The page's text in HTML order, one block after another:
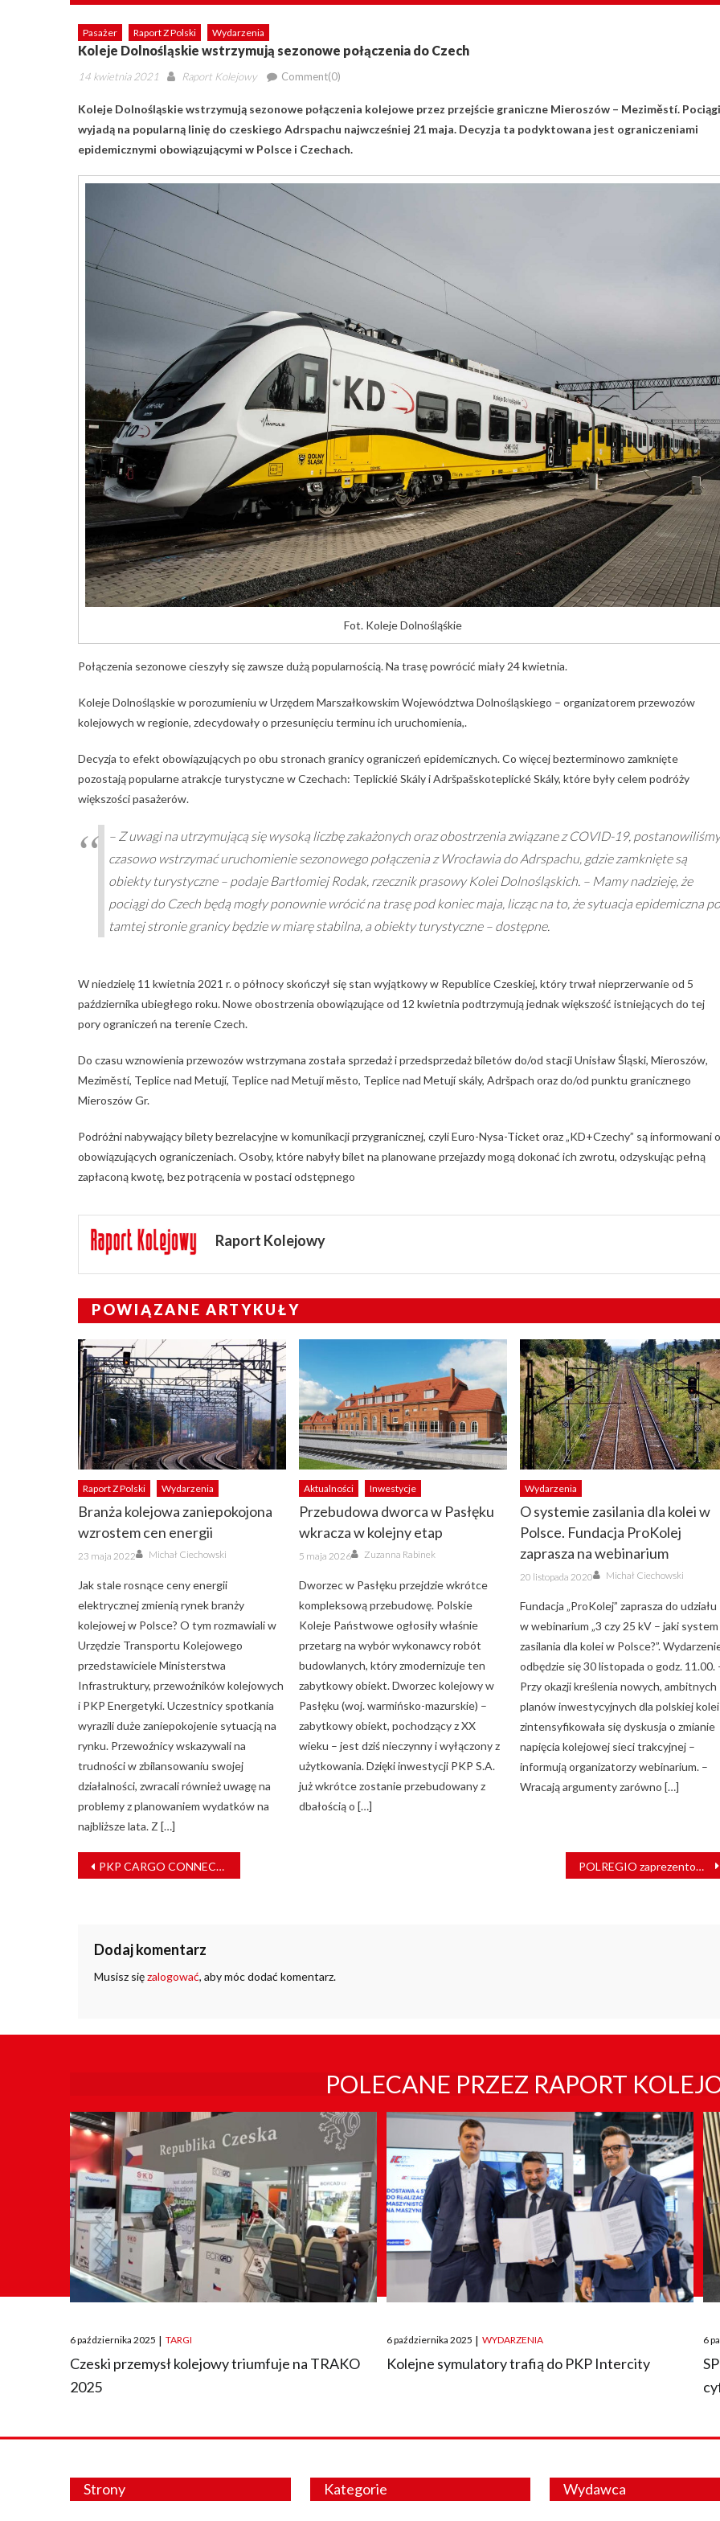
Pasażer Raport Z Polski Wydarzenia
Koleje Dolnośląskie wstrzymują sezonowe połączenia do Czech
Posted
14 kwietnia 2021 Author
Raport Kolejowy Comment(0)
Koleje Dolnośląskie wstrzymują sezonowe połączenia kolejowe przez przejście graniczne Mieroszów – Meziměstí. Pociągi
wyjadą na popularną linię do czeskiego Adrspachu najwcześniej 21 maja. Decyzja ta podyktowana jest ograniczeniami
epidemicznymi obowiązującymi w Polsce i Czechach.
Fot. Koleje Dolnośląśkie
Połączenia sezonowe cieszyły się zawsze dużą popularnością. Na trasę powrócić miały 24 kwietnia.
Koleje Dolnośląskie w porozumieniu w Urzędem Marszałkowskim Województwa Dolnośląskiego – organizatorem przewozów
kolejowych w regionie, zdecydowały o przesunięciu terminu ich uruchomienia,.
Decyzja to efekt obowiązujących po obu stronach granicy ograniczeń epidemicznych. Co więcej bezterminowo zamknięte
pozostają popularne atrakcje turystyczne w Czechach: Teplickié Skály i Adršpašskoteplické Skály, które były celem podróży
większości pasażerów.
– Z uwagi na utrzymującą się wysoką liczbę zakażonych oraz obostrzenia związane z COVID-19, postanowiliśmy
czasowo wstrzymać uruchomienie sezonowego połączenia z Wrocławia do Adrspachu, gdzie zamknięte są
obiekty turystyczne – podaje Bartłomiej Rodak, rzecznik prasowy Kolei Dolnośląskich. – Mamy nadzieję, że
pociągi do Czech będą mogły ponownie wrócić na trasę pod koniec maja, licząc na to, że sytuacja epidemiczna po
tamtej stronie granicy będzie w miarę stabilna, a obiekty turystyczne – dostępne.
W niedzielę 11 kwietnia 2021 r. o północy skończył się stan wyjątkowy w Republice Czeskiej, który trwał nieprzerwanie od 5
października ubiegłego roku. Nowe obostrzenia obowiązujące od 12 kwietnia podtrzymują jednak większość istniejących do tej
pory ograniczeń na terenie Czech.
Do czasu wznowienia przewozów wstrzymana została sprzedaż i przedsprzedaż biletów do/od stacji Unisław Śląski, Mieroszów,
Meziměstí, Teplice nad Metují, Teplice nad Metují město, Teplice nad Metují skály, Adršpach oraz do/od punktu granicznego
Mieroszów Gr.
Podróżni nabywający bilety bezrelacyjne w komunikacji przygranicznej, czyli Euro-Nysa-Ticket oraz „KD+Czechy” są informowani o
obowiązujących ograniczeniach. Osoby, które nabyły bilet na planowane przejazdy mogą dokonać ich zwrotu, odzyskując pełną
zapłaconą kwotę, bez potrącenia w postaci odstępnego
Raport Kolejowy
POWIĄZANE ARTYKUŁY
Raport Z Polski Wydarzenia
Branża kolejowa zaniepokojona
wzrostem cen energii
Posted
on
23 maja 2022 Author
Michał Ciechowski
Jak stale rosnące ceny energii
elektrycznej zmienią rynek branży
kolejowej w Polsce? O tym rozmawiali w
Urzędzie Transportu Kolejowego
przedstawiciele Ministerstwa
Infrastruktury, przewoźników kolejowych
i PKP Energetyki. Uczestnicy spotkania
wyrazili duże zaniepokojenie sytuacją na
rynku. Przewoźnicy wskazywali na
trudności w zbilansowaniu swojej
działalności, zwracali również uwagę na
problemy z planowaniem wydatków na
najbliższe lata. Z […]
Aktualności Inwestycje
Przebudowa dworca w Pasłęku
wkracza w kolejny etap
Posted
on
5 maja 2026 Author
Zuzanna Rabinek
Dworzec w Pasłęku przejdzie wkrótce
kompleksową przebudowę. Polskie
Koleje Państwowe ogłosiły właśnie
przetarg na wybór wykonawcy robót
budowlanych, który zmodernizuje ten
zabytkowy obiekt. Dworzec kolejowy w
Pasłęku (woj. warmińsko-mazurskie) –
zabytkowy obiekt, pochodzący z XX
wieku – jest dziś nieczynny i wyłączony z
użytkowania. Dzięki inwestycji PKP S.A.
już wkrótce zostanie przebudowany z
dbałością o […]
Wydarzenia
O systemie zasilania dla kolei w
Polsce. Fundacja ProKolej
zaprasza na webinarium
Posted
on
20 listopada 2020 Author
Michał Ciechowski
Fundacja „ProKolej” zaprasza do udziału
w webinarium „3 czy 25 kV – jaki system
zasilania dla kolei w Polsce?”.
odbędzie się 30 listopada o godz. 11.00.
Przy okazji kreślenia nowych, ambitnych
planów inwestycyjnych dla polskiej kolei
zintensyfikowała się dyskusja o zmianie
napięcia kolejowej sieci trakcyjnej –
informują organizatorzy webinarium. –
Wracają argumenty zarówno […]
NAWIGACJA
WPISU
PKP CARGO CONNECT uruchamia nowe połączenie do Turcji POLREGIO zaprezentowało wyniki finansowe za rok 2020
Dodaj komentarz
Musisz sięzalogować, aby móc dodać komentarz.
POLECANE PRZEZ RAPORT
Posted
on
6 października 2025 | TARGI
Czeski przemysł kolejowy triumfuje na TRAKO
2025
Posted
on
6 października 2025 | WYDARZENIA
Kolejne symulatory trafią do PKP Intercity
on
6
Strony Kategorie Wydawca